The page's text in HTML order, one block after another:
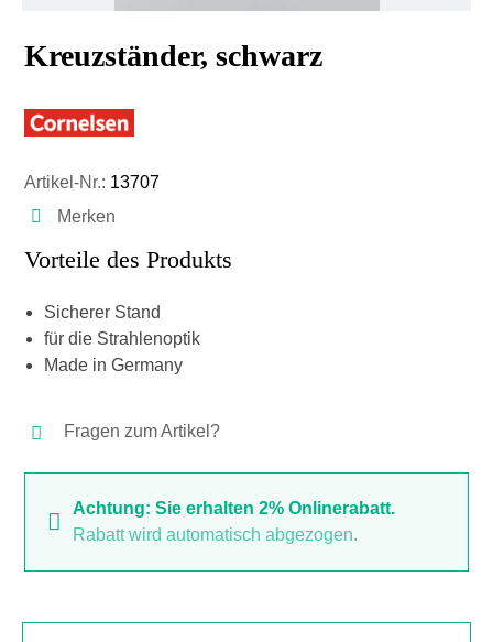
Kreuzständer, schwarz
Artikel-Nr.: 13707
Merken
Vorteile des Produkts
Sicherer Stand
für die Strahlenoptik
Made in Germany
Fragen zum Artikel?
Achtung: Sie erhalten 2% Onlinerabatt.
Rabatt wird automatisch abgezogen.